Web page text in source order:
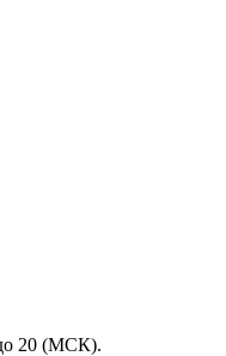
20 (МСК).